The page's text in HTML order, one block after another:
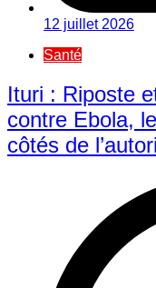
12 juillet 2026
Santé
Ituri : Riposte
contre Ebola,
côtés de